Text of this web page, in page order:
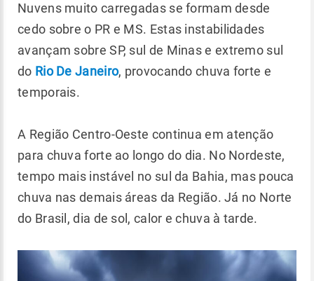
Nuvens muito carregadas se formam desde
cedo sobre o PR e MS. Estas instabilidades
avançam sobre SP, sul de Minas e extremo sul
do Rio De Janeiro, provocando chuva forte e
temporais.
A Região Centro-Oeste continua em atenção
para chuva forte ao longo do dia. No Nordeste,
tempo mais instável no sul da Bahia, mas pouca
chuva nas demais áreas da Região. Já no Norte
do Brasil, dia de sol, calor e chuva à tarde.